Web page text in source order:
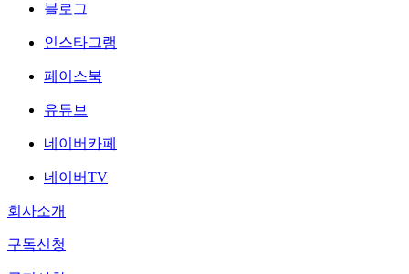
블로그
인스타그램
페이스북
유튜브
네이버카페
네이버TV
회사소개
구독신청